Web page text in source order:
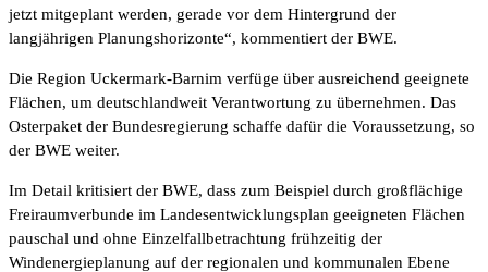
jetzt mitgeplant werden, gerade vor dem Hintergrund der
langjährigen Planungshorizonte“, kommentiert der BWE.
Die Region Uckermark-Barnim verfüge über ausreichend geeignete
Flächen, um deutschlandweit Verantwortung zu übernehmen. Das
Osterpaket der Bundesregierung schaffe dafür die Voraussetzung, so
der BWE weiter.
Im Detail kritisiert der BWE, dass zum Beispiel durch großflächige
Freiraumverbunde im Landesentwicklungsplan geeigneten Flächen
pauschal und ohne Einzelfallbetrachtung frühzeitig der
Windenergieplanung auf der regionalen und kommunalen Ebene